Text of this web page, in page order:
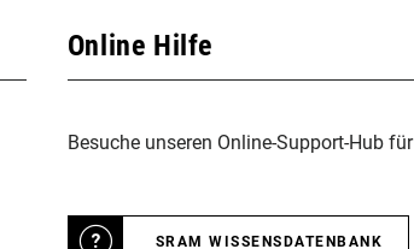
Online Hilfe
Besuche unseren Online-Support-Hub
SRAM WISSENSDATENBANK